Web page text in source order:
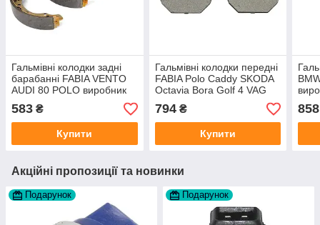
Гальмівні колодки задні
барабанні FABIA VENTO
AUDI 80 POLO виробник
583 ₴
Купити
Гальмівні колодки передні
FABIA Polo Caddy SKODA
Octavia Bora Golf 4 VAG
LPR Італія
794₴
Купити
858
Акційні пропозиції та новинки
Подарунок Подарунок